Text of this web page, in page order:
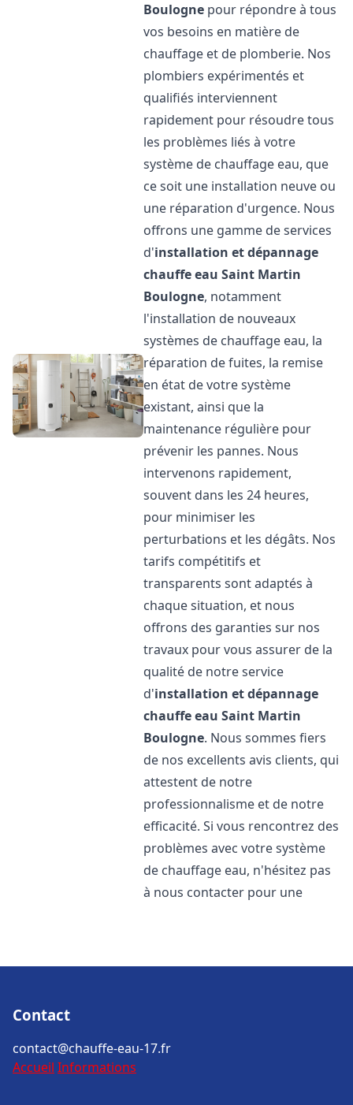
Boulogne pour répondre à tous
vos besoins en matière de
chauffage et de plomberie. Nos
plombiers expérimentés et
qualifiés interviennent
rapidement pour résoudre tous
les problèmes liés à votre
système de chauffage eau, que
ce soit une installation neuve ou
une réparation d'urgence. Nous
offrons une gamme de services
d'installation et dépannage
chauffe eau Saint Martin
Boulogne, notamment
l'installation de nouveaux
systèmes de chauffage eau, la
réparation de fuites, la remise
en état de votre système
existant, ainsi que la
maintenance régulière pour
prévenir les pannes. Nous
intervenons rapidement,
souvent dans les 24 heures,
pour minimiser les
perturbations et les dégâts. Nos
tarifs compétitifs et
transparents sont adaptés à
chaque situation, et nous
offrons des garanties sur nos
travaux pour vous assurer de la
qualité de notre service
d'installation et dépannage
chauffe eau Saint Martin
Boulogne. Nous sommes fiers
de nos excellents avis clients, qui
attestent de notre
professionnalisme et de notre
efficacité. Si vous rencontrez des
problèmes avec votre système
de chauffage eau, n'hésitez pas
à nous contacter pour une
Contact
contact@chauffe-eau-17.fr
Accueil Informations